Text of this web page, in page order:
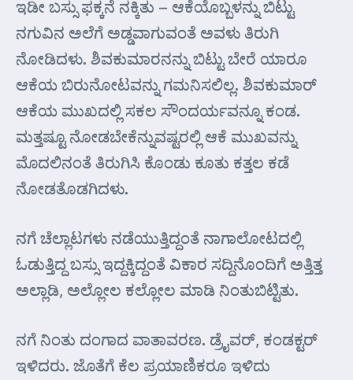
ಇಡೀ ಬಸ್ಸು ಫಕ್ಕನೆ ನಕ್ಕಿತು – ಆಕೆಯೊಬ್ಬಳನ್ನು ಬಿಟ್ಟು
ನಗುವಿನ ಅಲೆಗೆ ಅಡ್ಡವಾಗುವಂತೆ ಅವಳು ತಿರುಗಿ
ನೋಡಿದಳು. ಶಿವಕುಮಾರನನ್ನು ಬಿಟ್ಟು ಬೇರೆ ಯಾರೂ
ಆಕೆಯ ಬಿರುನೋಟವನ್ನು ಗಮನಿಸಲಿಲ್ಲ. ಶಿವಕುಮಾರ್
ಆಕೆಯ ಮುಖದಲ್ಲಿ ಸಕಲ ಸೌಂದರ್ಯವನ್ನೂ ಕಂಡ.
ಮತ್ತಷ್ಟೂ ನೋಡಬೇಕೆನ್ನುವಷ್ಟರಲ್ಲಿ ಆಕೆ ಮುಖವನ್ನು
ಮೊದಲಿನಂತೆ ತಿರುಗಿಸಿ ಕೊಂಡು ಕೂತು ಕತ್ತಲ ಕಡೆ
ನೋಡತೊಡಗಿದಳು.
ನಗೆ ಚೆಲ್ಲಾಟಗಳು ನಡೆಯುತ್ತಿದ್ದಂತೆ ನಾಗಾಲೋಟದಲ್ಲಿ
ಓಡುತ್ತಿದ್ದ ಬಸ್ಸು ಇದ್ದಕ್ಕಿದ್ದಂತೆ ವಿಕಾರ ಸದ್ದಿನೊಂದಿಗೆ ಅತ್ತಿತ್ತ
ಅಲ್ಲಾಡಿ, ಅಲ್ಲೋಲ ಕಲ್ಲೋಲ ಮಾಡಿ ನಿಂತುಬಿಟ್ಟಿತು.
ನಗೆ ನಿಂತು ದಂಗಾದ ವಾತಾವರಣ. ಡ್ರೈವರ್, ಕಂಡಕ್ಟರ್
ಇಳಿದರು. ಜೊತೆಗೆ ಕೆಲ ಪ್ರಯಾಣಿಕರೂ ಇಳಿದು